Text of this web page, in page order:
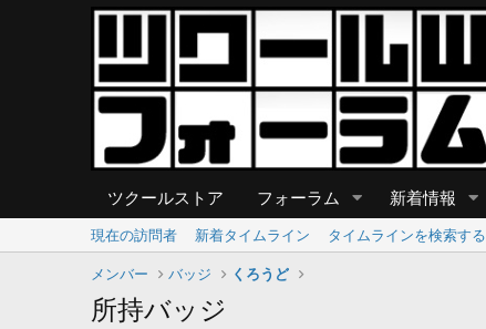
ツクールストア フォーラム 新着情報
現在の訪問者 新着タイムライン
タイムラインを検索する
メンバー
バッジ くろうど
所持バッジ